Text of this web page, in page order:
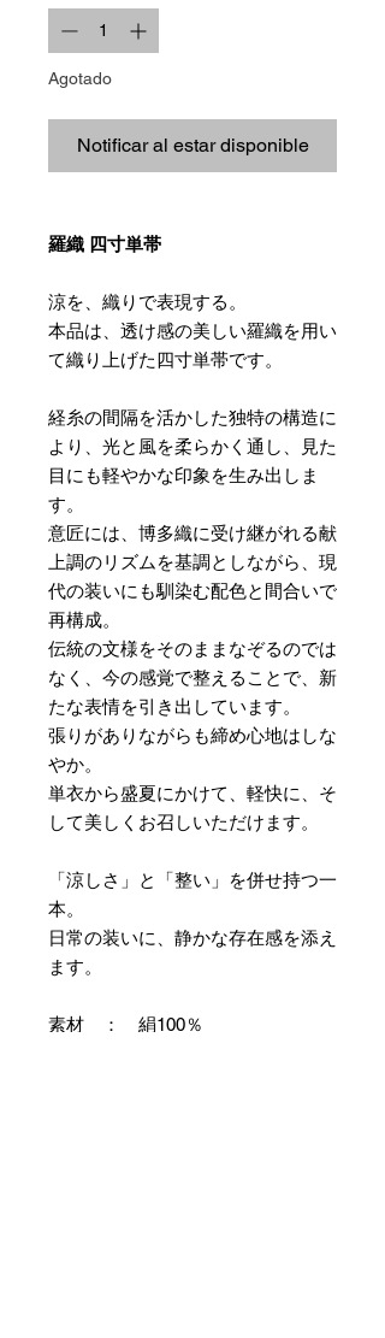
Agotado
Notificar al estar disponible
羅織 四寸単帯
涼を、織りで表現する。
本品は、透け感の美しい羅織を用い
て織り上げた四寸単帯です。
経糸の間隔を活かした独特の構造に
より、光と風を柔らかく通し、見た
目にも軽やかな印象を生み出しま
す。
意匠には、博多織に受け継がれる献
上調のリズムを基調としながら、現
代の装いにも馴染む配色と間合いで
再構成。
伝統の文様をそのままなぞるのでは
なく、今の感覚で整えることで、新
たな表情を引き出しています。
張りがありながらも締め心地はしな
やか。
単衣から盛夏にかけて、軽快に、そ
して美しくお召しいただけます。
「涼しさ」と「整い」を併せ持つ一
本。
日常の装いに、静かな存在感を添え
ます。
素材 ： 絹100％